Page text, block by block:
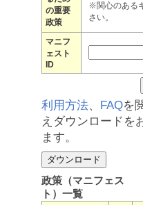
の重要
政策
※関心のある
さい。
マニフ
ェスト
ID
利用方法、 FAQを
えダウンロードを
ます。
政策（マニフェス
ト）一覧